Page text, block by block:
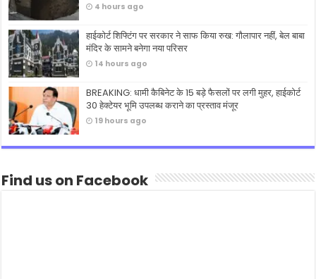
4 hours ago
हाईकोर्ट शिफ्टिंग पर सरकार ने साफ किया रुख: गौलापार नहीं, बेल बाबा
मंदिर के सामने बनेगा नया परिसर
14 hours ago
BREAKING: धामी कैबिनेट के 15 बड़े फैसलों पर लगी मुहर, हाईकोर्ट
30 हेक्टेयर भूमि उपलब्ध कराने का प्रस्ताव मंजूर
19 hours ago
Find us on Facebook